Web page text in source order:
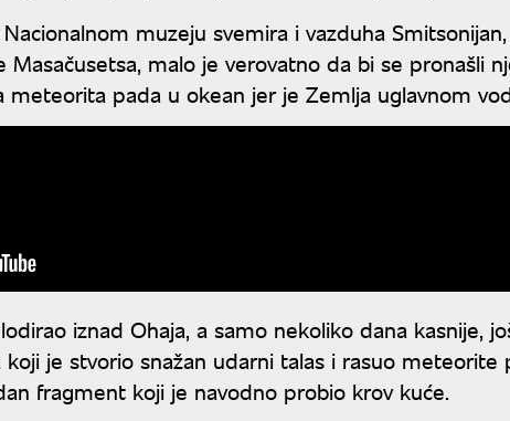
muzeju svemira i vazduha
malo je verovatno da bi se pronašli
meteorita pada u okean jer je Zemlja uglavnom
iznad Ohaja, a samo nekoliko dana kasnije,
koji je stvorio snažan udarni talas i rasuo meteorite
fragment koji je navodno probio krov kuće.